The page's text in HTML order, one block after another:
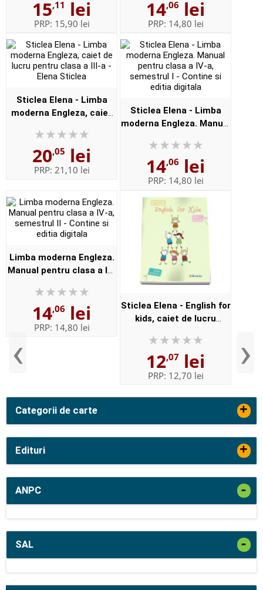
Categorii de carte +
Edituri +
ANPC -
SAL -
‹
15,11 lei
PRP: 15,90 lei
Digitala
14,06 lei
PRP: 14,80 lei
Sticlea Elena - Limba
moderna Engleza, caiet
III-a - Elena Sticlea
20,05 lei
PRP: 21,10 lei
Sticlea Elena - Limba
moderna Engleza. Manual
semestrul I - Contine si
editia digitala
14,06 lei
PRP: 14,80 lei
Limba moderna Engleza.
Manual pentru clasa a IV-
si editia digitala
14,06 lei
PRP: 14,80 lei
Sticlea Elena - English for
kids, caiet de lucru
Elena Sticlea (editie
2015)
12,07 lei
PRP: 12,70 lei ›